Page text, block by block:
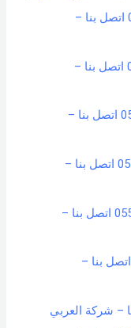
شركة تنظيف سجاد بسكاكا – 0551154864 اتصل بنا –
شركة تنظيف منازل بسكاكا – 0551154864 اتصل بنا –
شركة تنظيف خزانات بسكاكا – 0551154864 اتصل بنا –
شركة تنظيف مكيفات بسكاكا – 0551154864 اتصل بنا –
شركة مكافحة حشرات بسكاكا – 0551154864 اتصل بنا –
شركة رش مبيدات بسكاكا – 0551154864 اتصل بنا –